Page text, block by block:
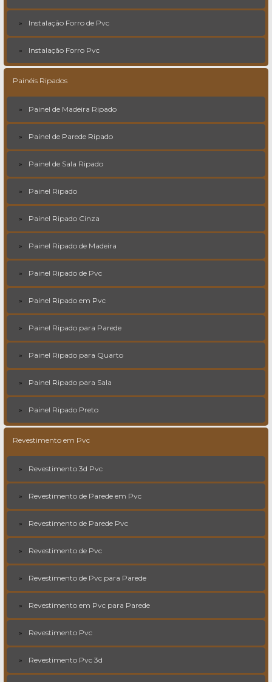
Instalação Forro de Pvc
Instalação Forro Pvc
Painéis Ripados
Painel de Madeira Ripado
Painel de Parede Ripado
Painel de Sala Ripado
Painel Ripado
Painel Ripado Cinza
Painel Ripado de Madeira
Painel Ripado de Pvc
Painel Ripado em Pvc
Painel Ripado para Parede
Painel Ripado para Quarto
Painel Ripado para Sala
Painel Ripado Preto
Revestimento em Pvc
Revestimento 3d Pvc
Revestimento de Parede em Pvc
Revestimento de Parede Pvc
Revestimento de Pvc
Revestimento de Pvc para Parede
Revestimento em Pvc para Parede
Revestimento Pvc
Revestimento Pvc 3d